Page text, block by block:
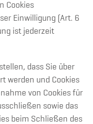
Cookies
Einwilligung (Art. 6
ist jederzeit
dass Sie über
werden und Cookies
von Cookies für
sowie das
beim Schließen des